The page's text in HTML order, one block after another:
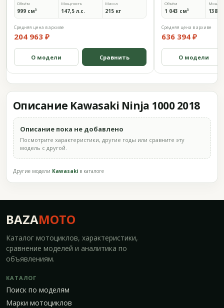
Объём
999 см³
Мощность
147,5 л.с.
Масса
215 кг
Средняя цена в архиве
204 963 ₽
О модели Сравнить
Объём
1 043 см³ 138
Средняя цена в архиве
636 394 ₽
О модели
Описание Kawasaki Ninja 1000 2018
Описание пока не добавлено
Посмотрите характеристики, другие годы или сравните эту
модель с другой.
Другие модели Kawasaki в каталоге
BAZAMOTO
Каталог мотоциклов, характеристики,
сравнение моделей и аналитика по
объявлениям.
КАТАЛОГ
Поиск по моделям
Марки мотоциклов